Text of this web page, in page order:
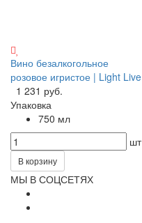
Вино безалкогольное
розовое игристое | Light Live
1 231 руб.
Упаковка
750 мл
шт
В корзину
МЫ В СОЦСЕТЯХ